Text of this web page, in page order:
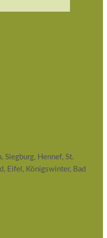
Siegburg, Hennef, St.
Eifel, Königswinter, Bad